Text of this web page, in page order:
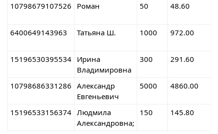
10798679107526
Роман 50 48.60
6400649143963
Татьяна Ш. 1000 972.00
15196530395534
Ирина
Владимировна
300 291.60
10798686331286 Александр
Евгеньевич
5000 4860.00
15196533156374 Людмила
Александровна;
150 145.80